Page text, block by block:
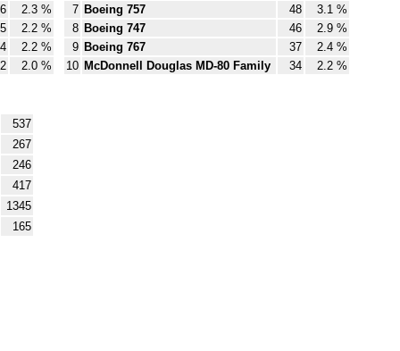
2.3 %
2.2 %
2.2 %
2.0 %
7 Boeing 757 48
3.1 %
8 Boeing 747 46
2.9 %
9 Boeing 767 37
2.4 %
10 McDonnell Douglas MD-80 Family 34 2.2 %
537
267
246
417
1345
165